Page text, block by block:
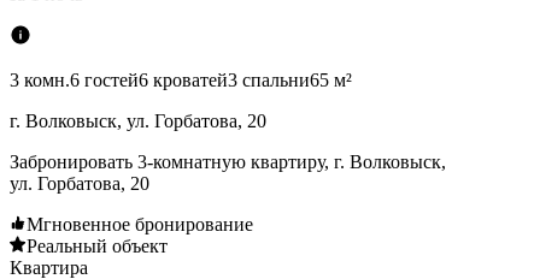
3 комн.6 гостей6 кроватей3 спальни65 м²
г. Волковыск, ул. Горбатова, 20
Забронировать 3-комнатную квартиру, г. Волковыск,
ул. Горбатова, 20
Мгновенное бронирование
Реальный объект
Квартира